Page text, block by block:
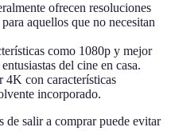
ofrecen resoluciones
aquellos que no necesitan
como 1080p y mejor
del cine en casa.
4K con características
incorporado.
de salir a comprar puede evitar